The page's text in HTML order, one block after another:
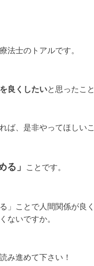
法士のトアルです。
良くしたいと思ったこ
ば、是非やってほしい
る」 ことです。
」ことで人間関係が良
ないですか。
み進めて下さい！